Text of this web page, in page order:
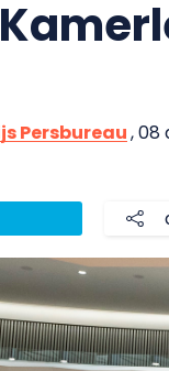
Persbureau, 08